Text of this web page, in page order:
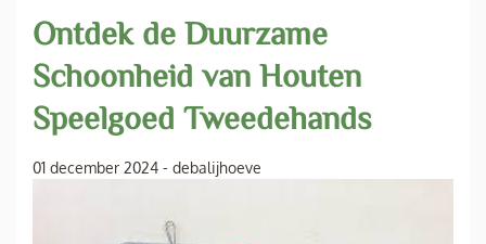
Ontdek de Duurzame
Schoonheid van Houten
Speelgoed Tweedehands
01 december 2024 - debalijhoeve